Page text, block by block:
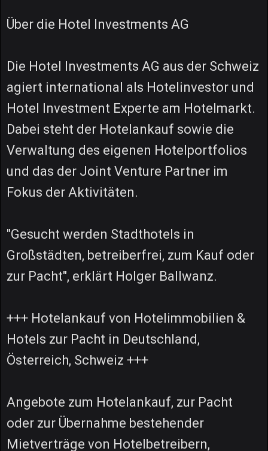
Über die Hotel Investments AG
Die Hotel Investments AG aus der Schweiz
agiert international als Hotelinvestor und
Hotel Investment Experte am Hotelmarkt.
Dabei steht der Hotelankauf sowie die
Verwaltung des eigenen Hotelportfolios
und das der Joint Venture Partner im
Fokus der Aktivitäten.
"Gesucht werden Stadthotels in
Großstädten, betreiberfrei, zum Kauf oder
zur Pacht", erklärt Holger Ballwanz.
+++ Hotelankauf von Hotelimmobilien &
Hotels zur Pacht in Deutschland,
Österreich, Schweiz +++
Angebote zum Hotelankauf, zur Pacht
oder zur Übernahme bestehender
Mietverträge von Hotelbetreibern,